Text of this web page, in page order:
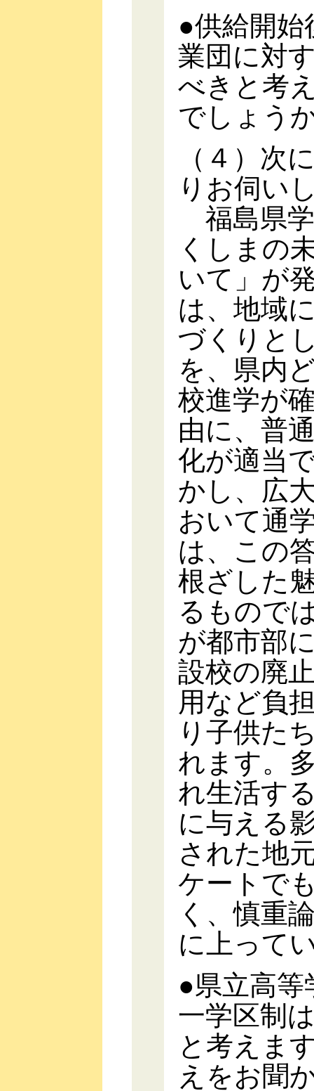
●供給開始
業団に対
べきと考
でしょう
（４）次
りお伺い
福島県学
くしまの
いて」が
は、地域
づくりと
を、県内
校進学が
由に、普
化が適当
かし、広
おいて通
は、この
根ざした
るもので
が都市部
設校の廃
用など負
り子供た
れます。
れ生活す
に与える
された地
ケートで
く、慎重
に上って
●県立高等
一学区制
と考えま
えをお聞